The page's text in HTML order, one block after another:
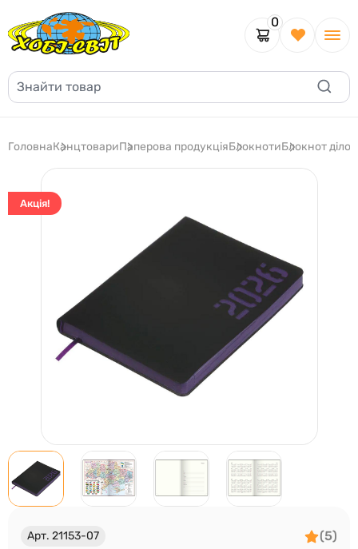
0
ГоловнаКанцтовариПаперова продукціяБлокнотиБлокнот
Акція!
Арт. 21153-07 (5)